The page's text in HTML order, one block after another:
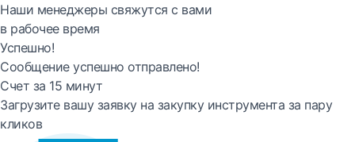
Наши менеджеры свяжутся с вами
в рабочее время
Успешно!
Сообщение успешно отправлено!
Счет за 15 минут
Загрузите вашу заявку на закупку инструмента за пару
кликов